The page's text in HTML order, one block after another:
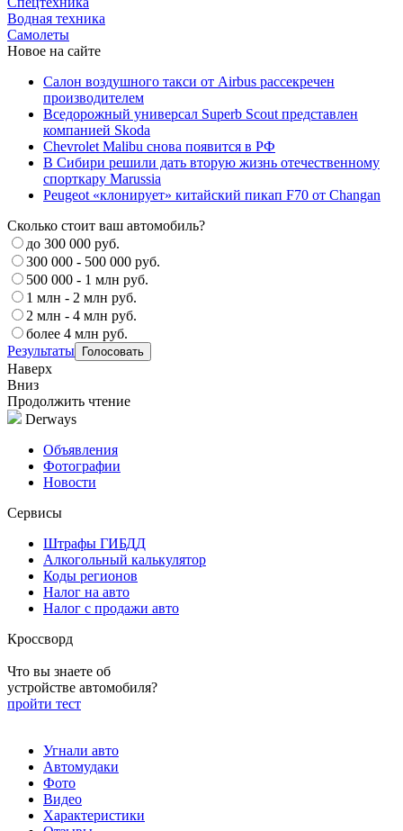
Водная техника
Самолеты
Новое на сайте
Салон воздушного такси от Airbus рассекречен
производителем
Вседорожный универсал Superb Scout представлен
компанией Skoda
Chevrolet Malibu снова появится в РФ
В Сибири решили дать вторую жизнь отечественному
спорткару Marussia
Peugeot «клонирует» китайский пикап F70 от Changan
Сколько стоит ваш автомобиль?
до 300 000 руб.
300 000 - 500 000 руб.
500 000 - 1 млн руб.
1 млн - 2 млн руб.
2 млн - 4 млн руб.
более 4 млн руб.
Результаты
Наверх
Вниз
Продолжить чтение
Derways
Объявления
Фотографии
Новости
Сервисы
Штрафы ГИБДД
Алкогольный калькулятор
Коды регионов
Налог на авто
Налог с продажи авто
Кроссворд
Что вы знаете об
устройстве автомобиля?
пройти тест
Угнали авто
Автомудаки
Фото
Видео
Характеристики